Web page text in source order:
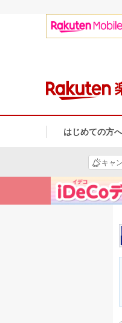
はじめての方へ
キャ